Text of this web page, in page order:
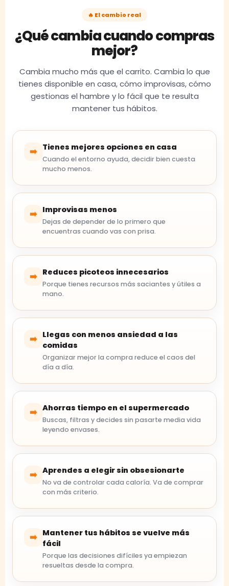
🔥 El cambio real
¿Qué cambia cuando compras
mejor?
Cambia mucho más que el carrito. Cambia lo que
tienes disponible en casa, cómo improvisas, cómo
gestionas el hambre y lo fácil que te resulta
mantener tus hábitos.
➡️ Tienes mejores opciones en casa
Cuando el entorno ayuda, decidir bien cuesta
mucho menos.
➡️ Improvisas menos
Dejas de depender de lo primero que
encuentras cuando vas con prisa.
➡️ Reduces picoteos innecesarios
Porque tienes recursos más saciantes y útiles a
mano.
➡️ Llegas con menos ansiedad a las
comidas
Organizar mejor la compra reduce el caos del
día a día.
➡️ Ahorras tiempo en el supermercado
Buscas, filtras y decides sin pasarte media vida
leyendo envases.
➡️ Aprendes a elegir sin obsesionarte
No va de controlar cada caloría. Va de comprar
con más criterio.
➡️ Mantener tus hábitos se vuelve más
fácil
Porque las decisiones difíciles ya empiezan
resueltas desde la compra.